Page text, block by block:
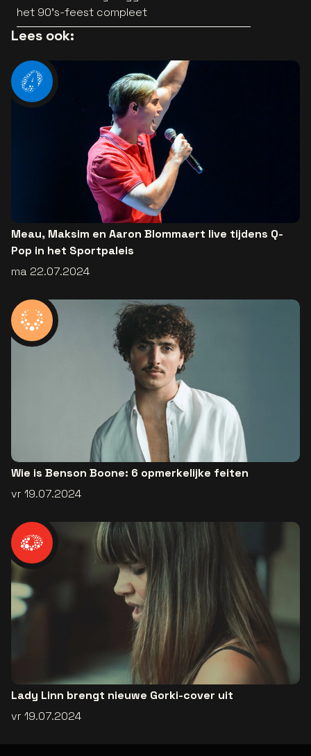
het 90’s-feest compleet
Lees ook:
Meau, Maksim en Aaron Blommaert live tijdens Q-
Pop in het Sportpaleis
ma 22.07.2024
Wie is Benson Boone: 6 opmerkelijke feiten
vr 19.07.2024
Lady Linn brengt nieuwe Gorki-cover uit
vr 19.07.2024